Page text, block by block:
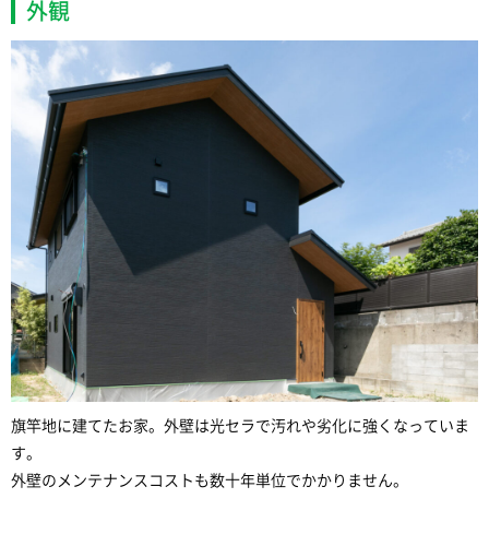
外観
旗竿地に建てたお家。外壁は光セラで汚れや劣化に強くなっていま
す。
外壁のメンテナンスコストも数十年単位でかかりません。